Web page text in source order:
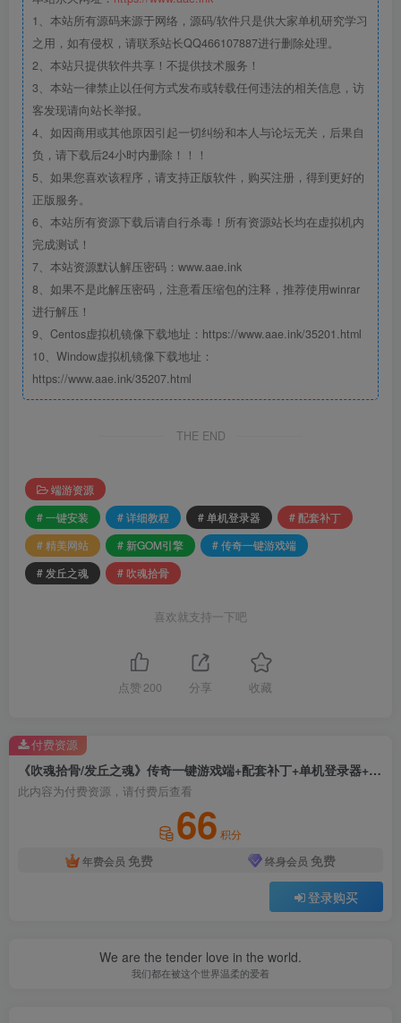
1、本站所有源码来源于网络，源码/软件只是供大家单机研究学习
之用，如有侵权，请联系站长QQ466107887进行删除处理。
2、本站只提供软件共享！不提供技术服务！
3、本站一律禁止以任何方式发布或转载任何违法的相关信息，访
客发现请向站长举报。
4、如因商用或其他原因引起一切纠纷和本人与论坛无关，后果自
负，请下载后24小时内删除！！！
5、如果您喜欢该程序，请支持正版软件，购买注册，得到更好的
正版服务。
6、本站所有资源下载后请自行杀毒！所有资源站长均在虚拟机内
完成测试！
7、本站资源默认解压密码：www.aae.ink
8、如果不是此解压密码，注意看压缩包的注释，推荐使用winrar
进行解压！
9、Centos虚拟机镜像下载地址：https://www.aae.ink/35201.html
10、Window虚拟机镜像下载地址：
https://www.aae.ink/35207.html
THE END
端游资源
# 一键安装
# 详细教程 # 单机登录器
# 配套补丁
# 精美网站
# 新GOM引擎
# 传奇一键游戏端
# 发丘之魂
# 吹魂拾骨
喜欢就支持一下吧
点赞 200 分享 收藏
《吹魂拾骨/发丘之魂》传奇一键游戏端+配套补丁+单机登录器+精美网站+详细教程+一键安装+新Gom引擎
此内容为付费资源，请付费后查看
66 积分
年费会员 免费 终身会员 免费
登录购买
付费资源
We are the tender love in the world.
我们都在被这个世界温柔的爱着